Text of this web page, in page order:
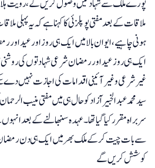
پورے ملک سے شہادتیں وصول کریں گے،رویت ہلال
ملاقات کے بعد مفتی پوپلزئی کا کہنا ہے کہ یہ
ہونی چاہیے، ایوان بالا میں ایک ہی روز اور عید
ایک ہی روز عید اور رمضان شرعی شہادتوں کی روشنی
غیر شرعی و غیر آئینی اقدامات کی اجازت نہیں دے
سید محمد عبد الخبیر آزاد کو حال ہی میں مفتی منیب
سربراہ مقرر کیا گیا تھا۔ عہدہ سنبھالنے کے بعد انہوں
سے بات چیت کر کے ملک بھر میں ایک ہی دن
کوشش کریں گے